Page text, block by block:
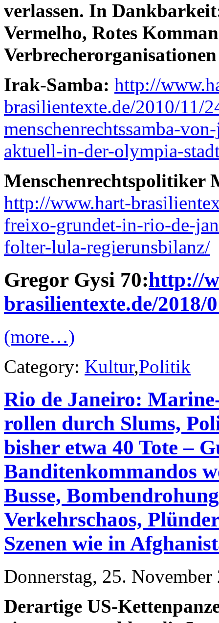
verlassen. In
Vermelho, Rotes
Irak-Samba: http://
brasilientexte.de/2010/11/
menschenrechtssamba-
aktuell-in-der-olympia-
Menschenrechtspolitiker
http://www.hart-
freixo-grundet-in-rio-de-
folter-lula-regierunsbilanz/
Gregor Gysi 70:http://
brasilientexte.de/2018/
(more…)
Category: Kultur,Politik
Rio de Janeiro:
rollen durch Slums,
bisher etwa 40 Tote –
Banditenkommandos
Busse,
Verkehrschaos,
Szenen wie in
Donnerstag, 25.
Derartige US-